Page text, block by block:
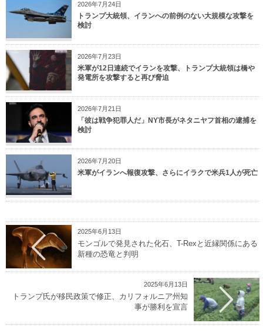
2026年7月24日
トランプ大統領、イランへの前例のない大規模な攻撃を
検討
2026年7月23日
米軍が12日連続でイランを攻撃、トランプ大統領は橋や
発電所を攻撃すると再び脅迫
2026年7月21日
「彼は戦争犯罪人だ」NY市長がネタニヤフ首相の逮捕を
検討
2026年7月20日
米軍がイランへ報復攻撃、さらにイラクで米兵1人が死亡
2025年6月13日
モンゴルで発見された化石、T-Rexと近縁関係にある
新種の恐竜と判明
2025年6月13日
トランプ氏が移民政策で修正、カリフォルニア州知
事が勝利を宣言